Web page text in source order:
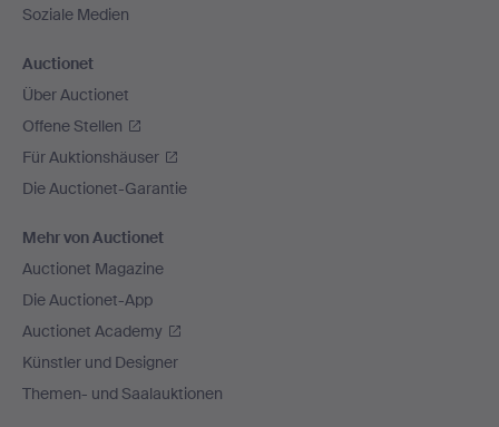
Soziale Medien
Auctionet
Über Auctionet
Offene Stellen
Für Auktionshäuser
Die Auctionet-Garantie
Mehr von Auctionet
Auctionet Magazine
Die Auctionet-App
Auctionet Academy
Künstler und Designer
Themen- und Saalauktionen